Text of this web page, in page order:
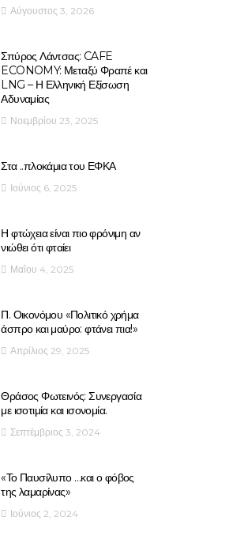
Αύγουστος 3, 2026
Σπύρος Λάντσας: CAFE
ECONOMY: Μεταξύ Φραπέ και
LNG – Η Ελληνική Εξίσωση
Αδυναμίας
Νοεμβρίου 23, 2025
Στα ..πλοκάμια του ΕΦΚΑ
Ιούνιος 6, 2025
Η φτώχεια είναι πιο φρόνιμη αν
νιώθει ότι φταίει
Μαΐου 4, 2025
Π. Οικονόμου «Πολιτικό χρήμα
άσπρο και μαύρο: φτάνει πια!»
Απρίλιος 29, 2025
Θράσος Φωτεινός: Συνεργασία
με ισοτιμία και ισονομία.
Σεπτέμβριος 3, 2024
«Το Παυσίλυπο …και ο φόβος
της λαμαρίνας»
Ιούνιος 2, 2024